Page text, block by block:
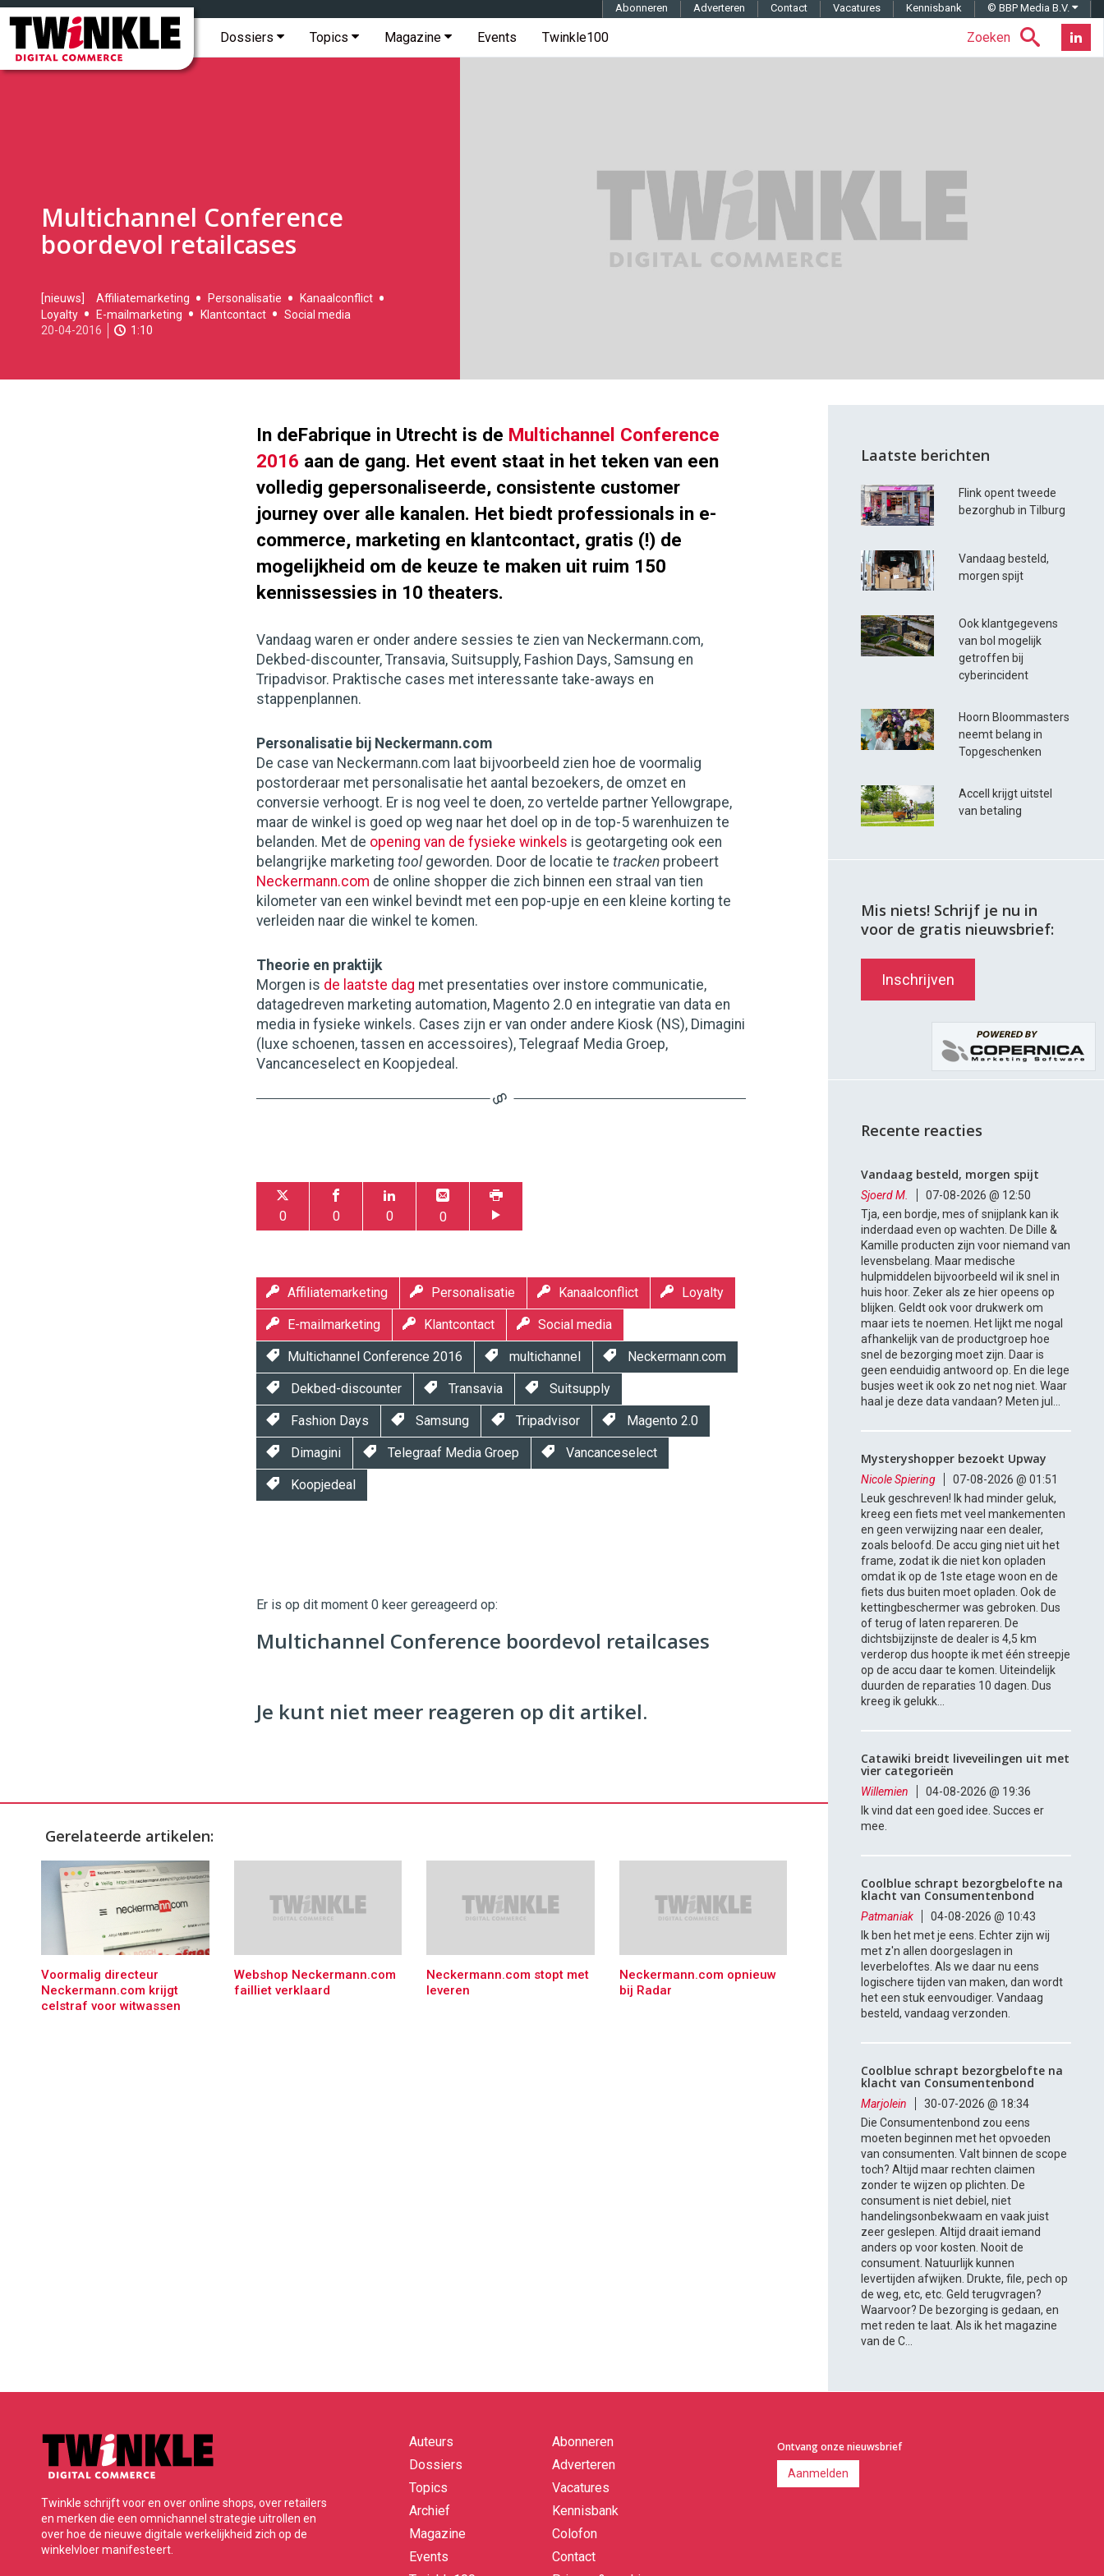
Twinkle
Digital
Commerce
Hoofdmenu Zoeken
Dossiers Topics Magazine Events Twinkle100
Topmenu Abonneren Adverteren Contact Vacatures Kennisbank © BBP Media B.V.
Multichannel Conference
boordevol retailcases
2016-
04-
20T15:27:00
08
[nieuws] Affiliatemarketing Personalisatie
Kanaalconflict
Loyalty
E-mailmarketing Klantcontact
Social media
20-04-2016
1:10
In deFabrique in Utrecht is de Multichannel Conference
2016 aan de gang. Het event staat in het teken van een
volledig gepersonaliseerde, consistente customer
journey over alle kanalen. Het biedt professionals in e-
commerce, marketing en klantcontact, gratis (!) de
mogelijkheid om de keuze te maken uit ruim 150
kennissessies in 10 theaters.
Vandaag waren er onder andere sessies te zien van Neckermann.com,
Dekbed-discounter, Transavia, Suitsupply, Fashion Days, Samsung en
Tripadvisor. Praktische cases met interessante take-aways en
stappenplannen.
Personalisatie bij Neckermann.com
De case van Neckermann.com laat bijvoorbeeld zien hoe de voormalig
postorderaar met personalisatie het aantal bezoekers, de omzet en
conversie verhoogt. Er is nog veel te doen, zo vertelde partner Yellowgrape,
maar de winkel is goed op weg naar het doel op in de top-5 warenhuizen te
belanden. Met de opening van de fysieke winkels is geotargeting ook een
belangrijke marketing tool geworden. Door de locatie te tracken probeert
Neckermann.com de online shopper die zich binnen een straal van tien
kilometer van een winkel bevindt met een pop-upje en een kleine korting te
verleiden naar die winkel te komen.
Theorie en praktijk
Morgen is de laatste dag met presentaties over instore communicatie,
datagedreven marketing automation, Magento 2.0 en integratie van data en
media in fysieke winkels. Cases zijn er van onder andere Kiosk (NS), Dimagini
(luxe schoenen, tassen en accessoires), Telegraaf Media Groep,
Vancanceselect en Koopjedeal.
0 0 0 0
Affiliatemarketing Personalisatie Kanaalconflict Loyalty
E-mailmarketing Klantcontact Social media
Multichannel Conference 2016 multichannel Neckermann.com
Dekbed-discounter Transavia Suitsupply
Fashion Days Samsung Tripadvisor Magento 2.0
Dimagini Telegraaf Media Groep Vancanceselect
Koopjedeal
Digital
9654
Er is op dit moment 0 keer gereageerd op:
Multichannel Conference boordevol retailcases
Je kunt niet meer reageren op dit artikel.
Gerelateerde artikelen:
Voormalig directeur
Neckermann.com krijgt
celstraf voor witwassen
Webshop Neckermann.com
failliet verklaard
Neckermann.com stopt met
leveren
Neckermann.com opnieuw
bij Radar
Laatste berichten
Flink opent tweede
bezorghub in Tilburg
Vandaag besteld,
morgen spijt
Ook klantgegevens
van bol mogelijk
getroffen bij
cyberincident
Hoorn Bloommasters
neemt belang in
Topgeschenken
Accell krijgt uitstel
van betaling
Mis niets! Schrijf je nu in
voor de gratis nieuwsbrief:
Inschrijven
Recente reacties
Vandaag besteld, morgen spijt
Sjoerd M.
07-08-2026 @ 12:50
Tja, een bordje, mes of snijplank kan ik
inderdaad even op wachten. De Dille &
Kamille producten zijn voor niemand van
levensbelang. Maar medische
hulpmiddelen bijvoorbeeld wil ik snel in
huis hoor. Zeker als ze hier opeens op
blijken. Geldt ook voor drukwerk om
maar iets te noemen. Het lijkt me nogal
afhankelijk van de productgroep hoe
snel de bezorging moet zijn. Daar is
geen eenduidig antwoord op. En die lege
busjes weet ik ook zo net nog niet. Waar
haal je deze data vandaan? Meten jul...
Mysteryshopper bezoekt Upway
Nicole Spiering
07-08-2026 @ 01:51
Leuk geschreven! Ik had minder geluk,
kreeg een fiets met veel mankementen
en geen verwijzing naar een dealer,
zoals beloofd. De accu ging niet uit het
frame, zodat ik die niet kon opladen
omdat ik op de 1ste etage woon en de
fiets dus buiten moet opladen. Ook de
kettingbeschermer was gebroken. Dus
of terug of laten repareren. De
dichtsbijzijnste de dealer is 4,5 km
verderop dus hoopte ik met één streepje
op de accu daar te komen. Uiteindelijk
duurden de reparaties 10 dagen. Dus
kreeg ik gelukk...
Catawiki breidt liveveilingen uit met
vier categorieën
Willemien
04-08-2026 @ 19:36
Ik vind dat een goed idee. Succes er
mee.
Coolblue schrapt bezorgbelofte na
klacht van Consumentenbond
Patmaniak
04-08-2026 @ 10:43
Ik ben het met je eens. Echter zijn wij
met z'n allen doorgeslagen in
leverbeloftes. Als we daar nu eens
logischere tijden van maken, dan wordt
het een stuk eenvoudiger. Vandaag
besteld, vandaag verzonden.
Coolblue schrapt bezorgbelofte na
klacht van Consumentenbond
Marjolein
30-07-2026 @ 18:34
Die Consumentenbond zou eens
moeten beginnen met het opvoeden
van consumenten. Valt binnen de scope
toch? Altijd maar rechten claimen
zonder te wijzen op plichten. De
consument is niet debiel, niet
handelingsonbekwaam en vaak juist
zeer geslepen. Altijd draait iemand
anders op voor kosten. Nooit de
consument. Natuurlijk kunnen
levertijden afwijken. Drukte, file, pech op
de weg, etc, etc. Geld terugvragen?
Waarvoor? De bezorging is gedaan, en
met reden te laat. Als ik het magazine
van de C...
Twinkle schrijft voor en over online shops, over retailers
en merken die een omnichannel strategie uitrollen en
over hoe de nieuwe digitale werkelijkheid zich op de
winkelvloer manifesteert.
Quick
links
Auteurs
Dossiers
Topics
Archief
Magazine
Events
Abonneren
Adverteren
Vacatures
Kennisbank
Colofon
Contact
Ontvang onze nieuwsbrief
Aanmelden